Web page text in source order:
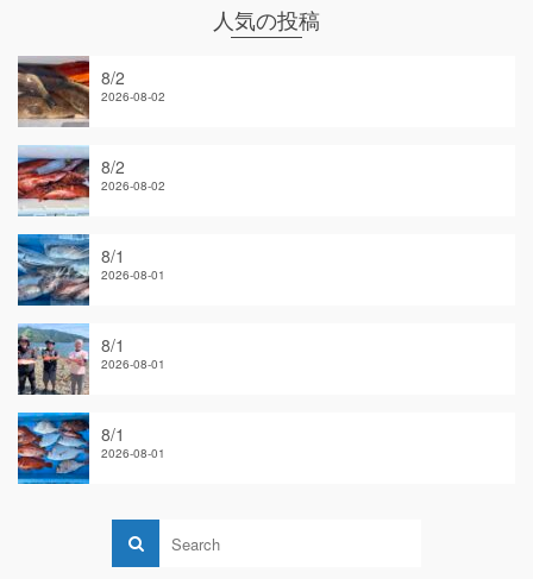
人気の投稿
8/2
2026-08-02
8/2
2026-08-02
8/1
2026-08-01
8/1
2026-08-01
8/1
2026-08-01